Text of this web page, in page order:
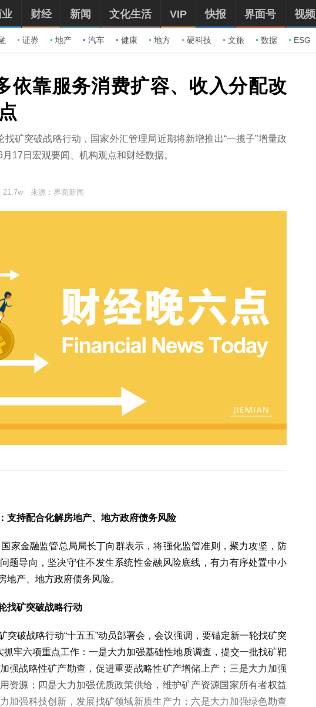
证券 地产 汽车 健康 地方 硬科技 文旅 数据 ESG
财经 新闻 文化生活 VIP 快报 界面号 视频
依靠服务消费扩容、收入分配改
找矿突破战略行动，国家外汇管理局近期将新增推出“一揽子”增量政
17日宏观要闻、机构观点和财经数据。
21.7w 来源：界面新闻
支持配合化解房地产、地方政府债务风险
家金融监管总局局长丁向群表示，将强化监管准则，聚力攻坚，防
题导向，坚决守住不发生系统性金融风险底线，有力有序处置中小
地产、地方政府债务风险。
找矿突破战略行动
突破战略行动“十五五”动员部署会，会议强调，要锚定新一轮找矿突
抓牢六项重点工作：一是大力加强基础性地质调查，提交一批找矿靶
强战略性矿产勘查，促进重要战略性矿产增储上产；三是大力加强
资源；四是大力加强优质政策供给，维护矿产资源国家所有者权益
加强科技创新，发展找矿领域新质生产力；六是大力加强绿色勘查